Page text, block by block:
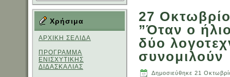
Χρήσιμα
ΑΡΧΙΚΗ ΣΕΛΙΔΑ
ΠΡΟΓΡΑΜΜΑ
ΕΝΙΣΧΥΤΙΚΗΣ
ΔΙΔΑΣΚΑΛΙΑΣ
27
”Όταν ο
δύο
συνομιλούν
Δημοσιεύθηκε 21